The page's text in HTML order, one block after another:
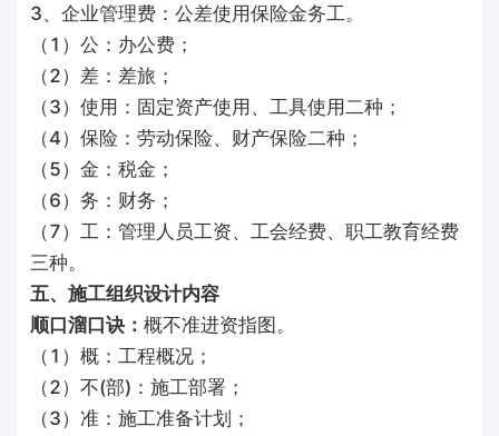
3、企业管理费：公差使用保险金务工。
（1）公：办公费；
（2）差：差旅；
（3）使用：固定资产使用、工具使用二种；
（4）保险：劳动保险、财产保险二种；
（5）金：税金；
（6）务：财务；
（7）工：管理人员工资、工会经费、职工教育经费
三种。
五、施工组织设计内容
顺口溜口诀： 概不准进资指图。
（1）概：工程概况；
（2）不(部)：施工部署；
（3）准：施工准备计划；